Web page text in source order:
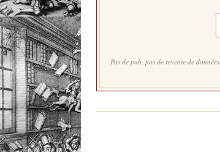
Pas de pub, pas de revente de